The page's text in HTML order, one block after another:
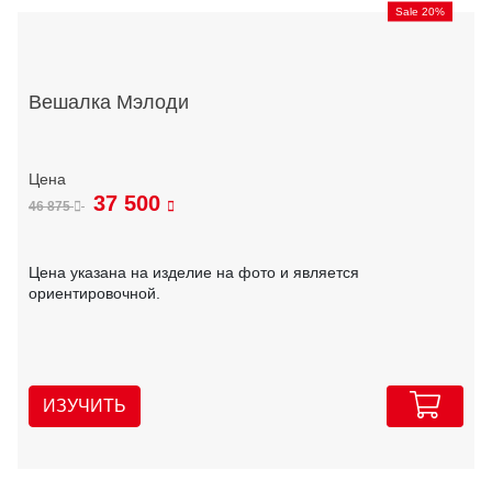
Sale 20%
Вешалка Мэлоди
46 875 37 500
Цена указана на изделие на фото и является
ориентировочной.
ИЗУЧИТЬ